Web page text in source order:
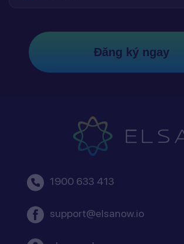
Đăng ký ngay
1900 633 413
support@elsanow.io